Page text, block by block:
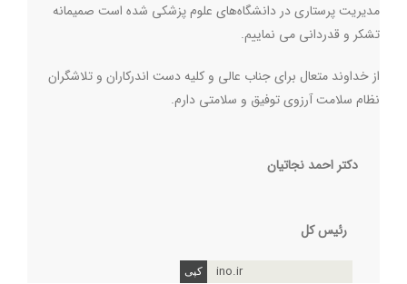
مدیریت پرستاری در دانشگاه‌های علوم پزشکی شده است صمیمانه
تشکر و قدردانی می نماییم.
از خداوند متعال برای جناب عالی و کلیه دست اندرکاران و تلاشگران
نظام سلامت آرزوی توفیق و سلامتی دارم.
دکتر احمد نجاتیان
رئیس کل
ino.ir